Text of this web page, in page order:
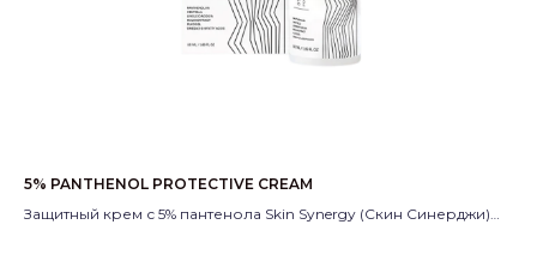
5% PANTHENOL PROTECTIVE CREAM
Защитный крем с 5% пантенола Skin Synergy (Скин Синерджи)